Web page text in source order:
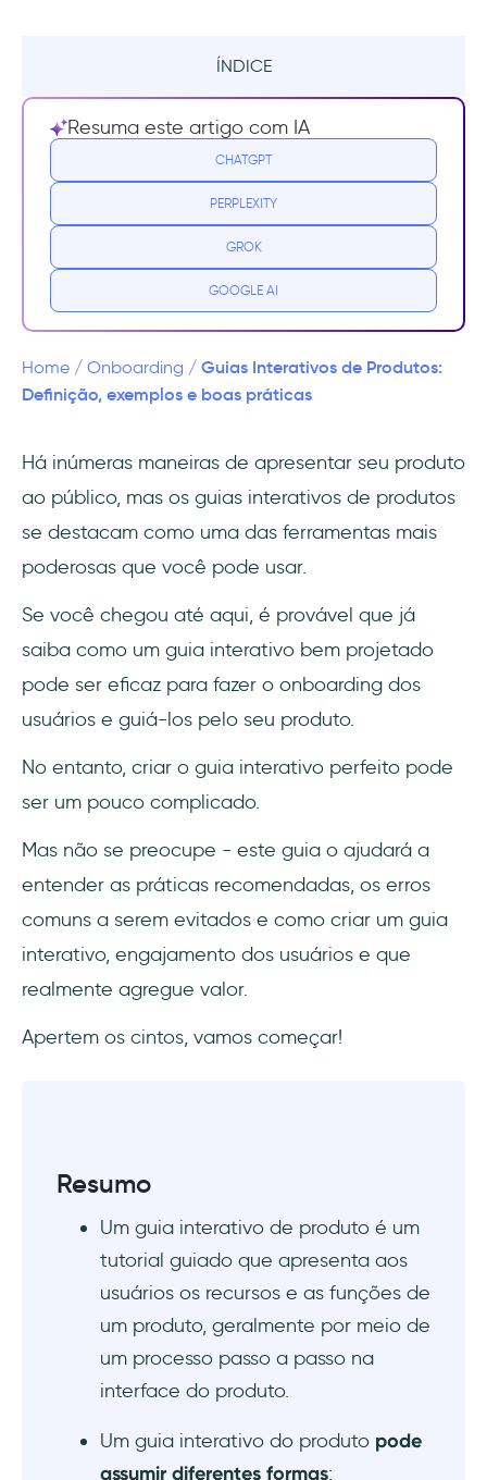
ÍNDICE
Resumo
O que é um guia interativo do produto?
Tipos de guias interativos de produtos
produtos
Você pode fornecer uma introdução
estruturada e orientada ao produto
Você pode converter mais leads em clientes
Você pode liberar sua equipe de suporte
para tarefas mais complicadas
Você pode coletar dados valiosos sobre o
comportamento do usuário
Como criar guias interativos eficazes de
Defina o caminho para o momento Aha
momento Aha
personalizada
Crie e inicie seu guia interativo
Aperfeiçoando os guias interativos de seus
produtos: erros comuns e suas soluções
Erro nº 1: Sobrecarregar os usuários
Erro nº 2: Negligenciar a clareza e a
consistência
Erro nº 3: Ignorar o feedback do usuário
Resuma este artigo com IA
CHATGPT
PERPLEXITY
GROK
GOOGLE AI
Home / Onboarding / Guias Interativos de Produtos:
Definição, exemplos e boas práticas
Há inúmeras maneiras de apresentar seu produto
ao público, mas os guias interativos de produtos
se destacam como uma das ferramentas mais
poderosas que você pode usar.
Se você chegou até aqui, é provável que já
saiba como um guia interativo bem projetado
pode ser eficaz para fazer o onboarding dos
usuários e guiá-los pelo seu produto.
No entanto, criar o guia interativo perfeito pode
ser um pouco complicado.
Mas não se preocupe - este guia o ajudará a
entender as práticas recomendadas, os erros
comuns a serem evitados e como criar um guia
interativo, engajamento dos usuários e que
realmente agregue valor.
Apertem os cintos, vamos começar!
Resumo
Um guia interativo de produto é um
tutorial guiado que apresenta aos
usuários os recursos e as funções de
um produto, geralmente por meio de
um processo passo a passo na
interface do produto.
Um guia interativo do produto pode
assumir diferentes formas: